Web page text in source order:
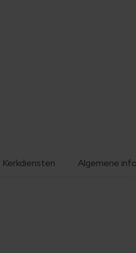
Kerkdiensten Algemene